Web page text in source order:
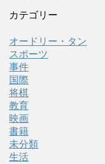
カテゴリー
オードリー・タン
スポーツ
事件
国際
将棋
教育
映画
書籍
未分類
生活